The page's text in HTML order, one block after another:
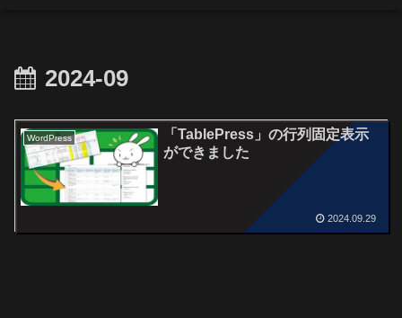
2024-09
WordPress
「TablePress」の行列固定表示
ができました
2024.09.29